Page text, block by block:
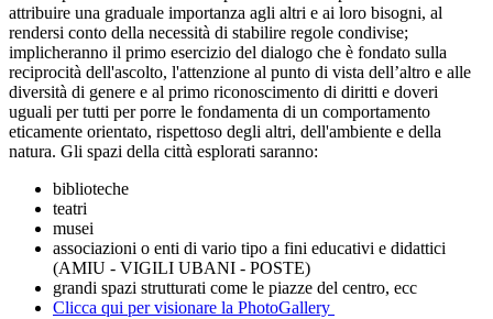
attribuire una graduale importanza agli altri e ai loro bisogni, al
rendersi conto della necessità di stabilire regole condivise;
implicheranno il primo esercizio del dialogo che è fondato sulla
reciprocità dell'ascolto, l'attenzione al punto di vista dell’altro e alle
diversità di genere e al primo riconoscimento di diritti e doveri
uguali per tutti per porre le fondamenta di un comportamento
eticamente orientato, rispettoso degli altri, dell'ambiente e della
natura. Gli spazi della città esplorati saranno:
biblioteche
teatri
musei
associazioni o enti di vario tipo a fini educativi e didattici
(AMIU - VIGILI UBANI - POSTE)
grandi spazi strutturati come le piazze del centro, ecc
Clicca qui per visionare la PhotoGallery